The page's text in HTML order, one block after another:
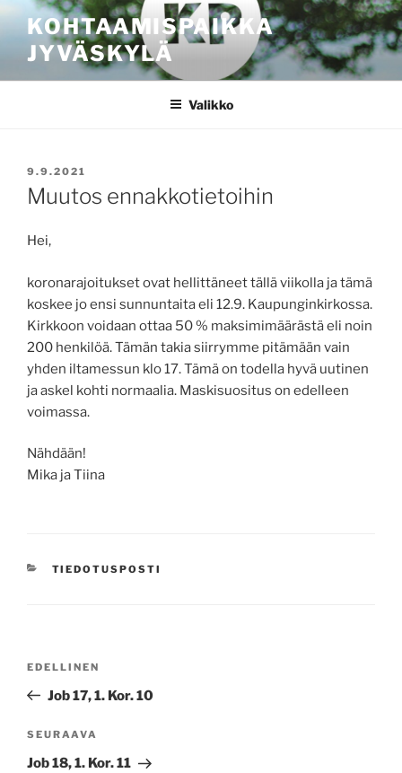
sisältöönKOHTAAMISPAIKKA
JYVÄSKYLÄ
Valikko
JULKAISTU
9.9.2021
Muutos ennakkotietoihin
Hei,
koronarajoitukset ovat hellittäneet tällä viikolla ja tämä
koskee jo ensi sunnuntaita eli 12.9. Kaupunginkirkossa.
Kirkkoon voidaan ottaa 50 % maksimimäärästä eli noin
200 henkilöä. Tämän takia siirrymme pitämään vain
yhden iltamessun klo 17. Tämä on todella hyvä uutinen
ja askel kohti normaalia. Maskisuositus on edelleen
voimassa.
Nähdään!
Mika ja Tiina
KATEGORIAT
TIEDOTUSPOSTI
Edellinen
artikkeli
EDELLINEN
Job 17, 1. Kor. 10
Seuraava
artikkeli
SEURAAVA
Job 18, 1. Kor. 11